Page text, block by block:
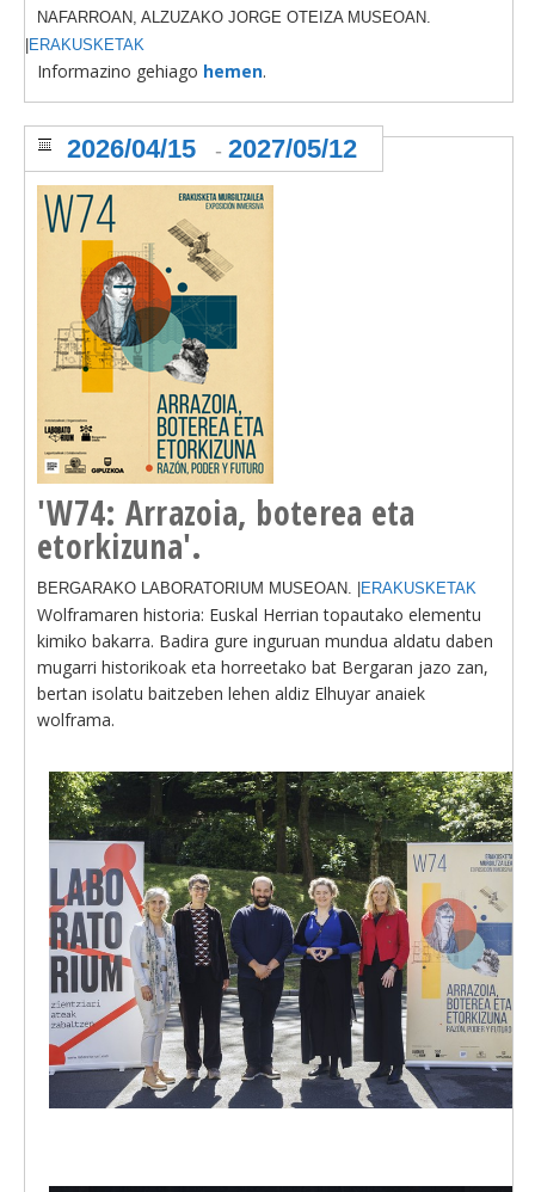
NAFARROAN, ALZUZAKO JORGE OTEIZA MUSEOAN.
ERAKUSKETAK
Informazino gehiago hemen.
'W74: Arrazoia, boterea eta
etorkizuna'.
2026/04/15 - 2027/05/12
BERGARAKO LABORATORIUM MUSEOAN. | ERAKUSKETAK
Wolframaren historia: Euskal Herrian topautako elementu
kimiko bakarra. Badira gure inguruan mundua aldatu daben
mugarri historikoak eta horreetako bat Bergaran jazo zan,
bertan isolatu baitzeben lehen aldiz Elhuyar anaiek
wolframa.